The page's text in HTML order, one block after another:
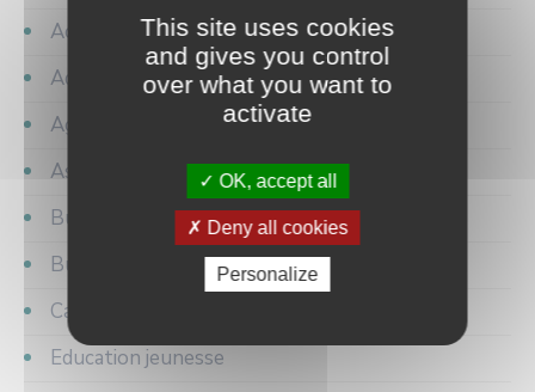
Activités
Administration
Agglomération de communes
Associations
Budget
Bulletin municipal
Cadre de vie
Education jeunesse
This site uses cookies
and gives you control
over what you want to
activate
OK, accept all
Deny all cookies
Personalize